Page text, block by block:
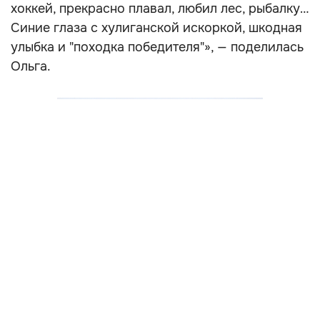
хоккей, прекрасно плавал, любил лес, рыбалку…
Синие глаза с хулиганской искоркой, шкодная
улыбка и "походка победителя"», — поделилась
Ольга.